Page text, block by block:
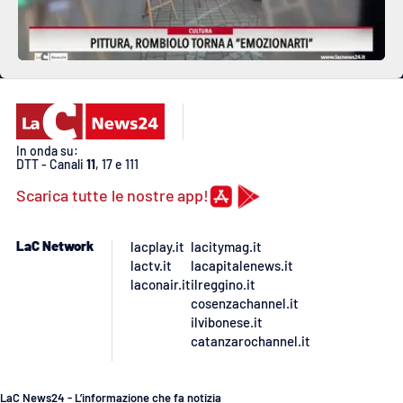
In onda su:
DTT - Canali 11, 17 e 111
Scarica tutte le nostre app!
LaC Network
lacplay.it
lactv.it
laconair.it
lacitymag.it
lacapitalenews.it
ilreggino.it
cosenzachannel.it
ilvibonese.it
catanzarochannel.it
LaC News24 - L’informazione che fa notizia